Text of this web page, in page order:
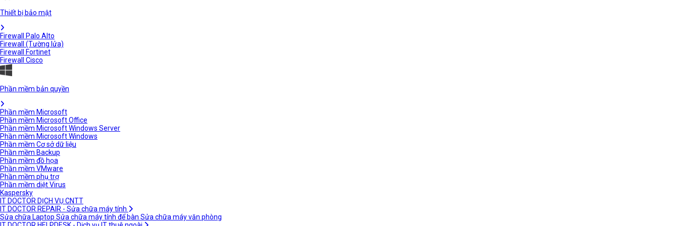
Thiết bị bảo mật
Firewall Palo Alto
Firewall (Tường lửa)
Firewall Fortinet
Firewall Cisco
Phần mềm bản quyền
Phần mềm Microsoft
Phần mềm Microsoft Office
Phần mềm Microsoft Windows Server
Phần mềm Microsoft Windows
Phần mềm Cơ sở dữ liệu
Phần mềm Backup
Phần mềm đồ họa
Phần mềm VMware
Phần mềm phụ trợ
Phần mềm diệt Virus
Kaspersky
IT DOCTOR DỊCH VỤ CNTT
IT DOCTOR REPAIR - Sửa chữa máy tính
Sửa chữa Laptop Sửa chữa máy tính để bàn Sửa chữa máy văn phòng